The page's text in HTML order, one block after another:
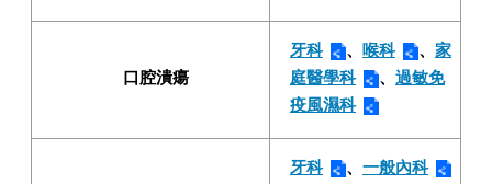
口腔潰瘍
牙科 、 喉科 、 家
庭醫學科
、 過敏免
疫風濕科
牙科 、 一般內科